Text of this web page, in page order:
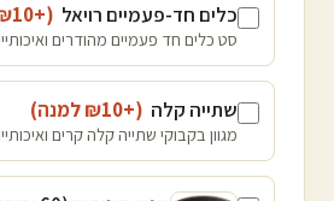
כלים חד-פעמיים רויאל (+₪
10
סט כלים חד פעמיים מהודרים
שתייה קלה (+₪
10 למנה)
מגוון בקבוקי שתייה קלה קרים